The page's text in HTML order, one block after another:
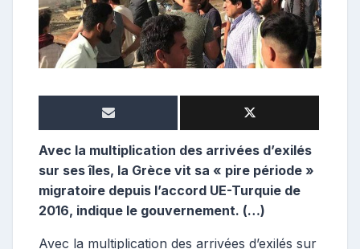
r
Avec la multiplication des arrivées d’exilés
sur ses îles, la Grèce vit sa « pire période »
migratoire depuis l’accord UE-Turquie de
2016, indique le gouvernement. (…)
Avec la multiplication des arrivées d’exilés sur